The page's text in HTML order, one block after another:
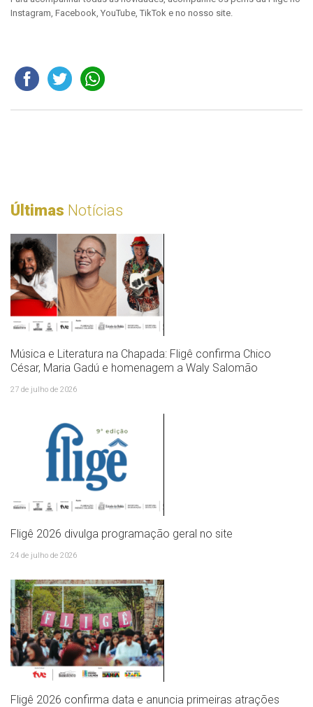
Instagram, Facebook, YouTube, TikTok e no nosso site.
Últimas Notícias
Música e Literatura na Chapada: Fligê confirma Chico
César, Maria Gadú e homenagem a Waly Salomão
27 de julho de 2026
Fligê 2026 divulga programação geral no site
24 de julho de 2026
Fligê 2026 confirma data e anuncia primeiras atrações